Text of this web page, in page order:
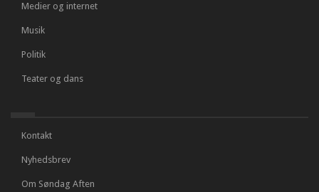
Medier og internet
Musik
Politik
Teater og dans
Kontakt
Nyhedsbrev
Om Søndag Aften